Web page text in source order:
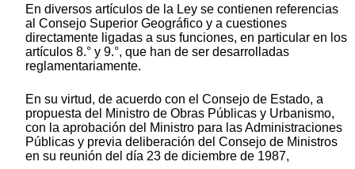
En diversos artículos de la Ley se contienen referencias
al Consejo Superior Geográfico y a cuestiones
directamente ligadas a sus funciones, en particular en los
artículos 8.° y 9.°, que han de ser desarrolladas
reglamentariamente.
En su virtud, de acuerdo con el Consejo de Estado, a
propuesta del Ministro de Obras Públicas y Urbanismo,
con la aprobación del Ministro para las Administraciones
Públicas y previa deliberación del Consejo de Ministros
en su reunión del día 23 de diciembre de 1987,